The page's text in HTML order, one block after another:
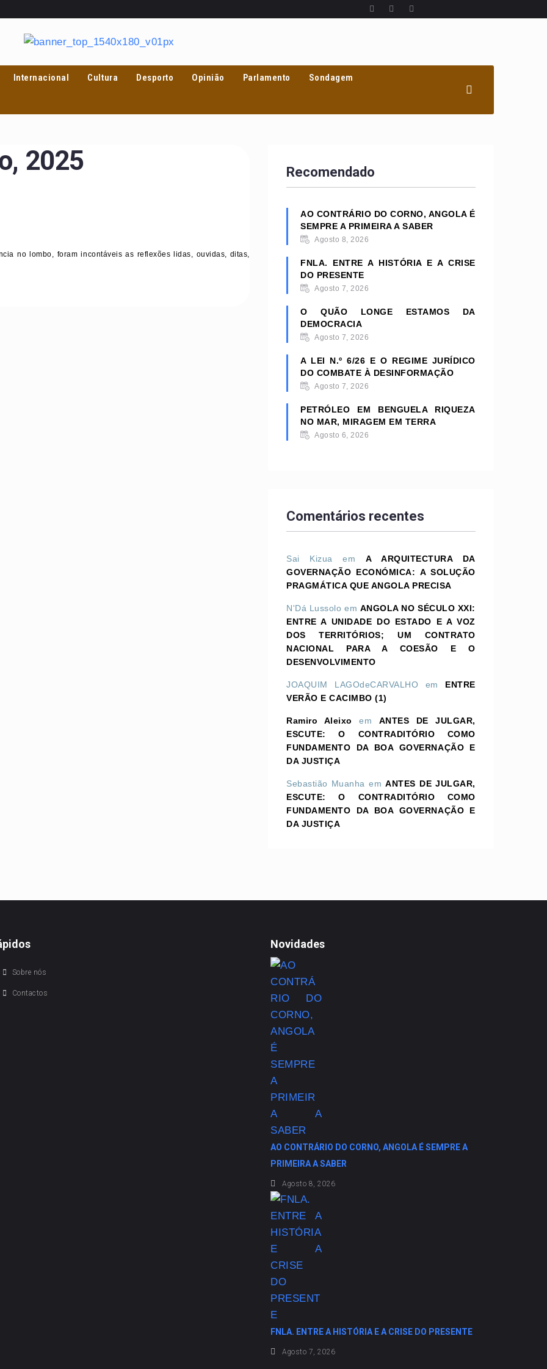
Internacional Cultura Desporto Opinião Parlamento Sondagem
2025
no lombo, foram incontáveis as reflexões lidas, ouvidas, ditas,
Recomendado
AO CONTRÁRIO DO CORNO, ANGOLA É
SEMPRE A PRIMEIRA A SABER
Agosto 8, 2026
FNLA. ENTRE A HISTÓRIA E A CRISE
DO PRESENTE
Agosto 7, 2026
O QUÃO LONGE ESTAMOS DA
DEMOCRACIA
Agosto 7, 2026
A LEI N.º 6/26 E O REGIME JURÍDICO
DO COMBATE À DESINFORMAÇÃO
Agosto 7, 2026
PETRÓLEO EM BENGUELA RIQUEZA
NO MAR, MIRAGEM EM TERRA
Agosto 6, 2026
Comentários recentes
Sai Kizua emA ARQUITECTURA DA
GOVERNAÇÃO ECONÓMICA: A SOLUÇÃO
PRAGMÁTICA QUE ANGOLA PRECISA
N'Dá Lussolo em ANGOLA NO SÉCULO XXI:
ENTRE A UNIDADE DO ESTADO E A VOZ
DOS TERRITÓRIOS; UM CONTRATO
NACIONAL PARA A COESÃO E O
DESENVOLVIMENTO
JOAQUIM LAGOdeCARVALHO em ENTRE
VERÃO E CACIMBO (1)
Ramiro Aleixo em ANTES DE JULGAR,
ESCUTE: O CONTRADITÓRIO COMO
FUNDAMENTO DA BOA GOVERNAÇÃO E
DA JUSTIÇA
Sebastião Muanha emANTES DE JULGAR,
ESCUTE: O CONTRADITÓRIO COMO
FUNDAMENTO DA BOA GOVERNAÇÃO E
DA JUSTIÇA
Sobre nós
Contactos
Novidades
AO CONTRÁRIO DO CORNO, ANGOLA É SEMPRE A
PRIMEIRA A SABER
Agosto 8, 2026
FNLA. ENTRE A HISTÓRIA E A CRISE DO PRESENTE
Agosto 7, 2026